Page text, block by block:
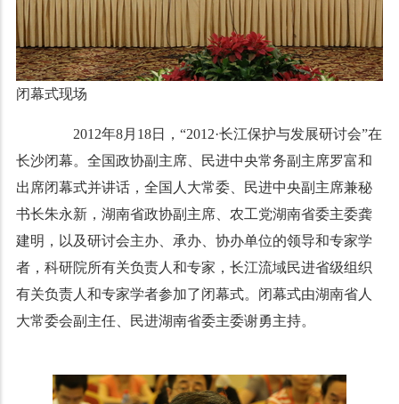
闭幕式现场
2012年8月18日，“2012·长江保护与发展研讨会”在
长沙闭幕。全国政协副主席、民进中央常务副主席罗富和
出席闭幕式并讲话，全国人大常委、民进中央副主席兼秘
书长朱永新，湖南省政协副主席、农工党湖南省委主委龚
建明，以及研讨会主办、承办、协办单位的领导和专家学
者，科研院所有关负责人和专家，长江流域民进省级组织
有关负责人和专家学者参加了闭幕式。闭幕式由湖南省人
大常委会副主任、民进湖南省委主委谢勇主持。